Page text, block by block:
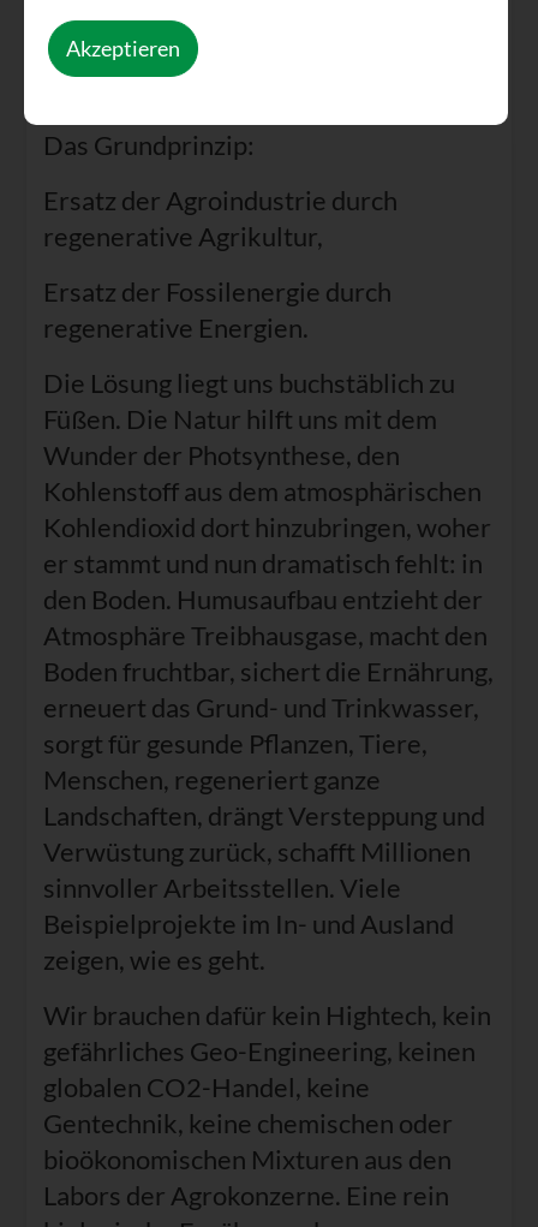
Ökosysteme binnen weniger
Jahrzehnte ist möglich – einfacher und
Das Grundprinzip:
Ersatz der Agroindustrie durch
regenerative Agrikultur,
Ersatz der Fossilenergie durch
regenerative Energien.
Die Lösung liegt uns buchstäblich zu
Füßen. Die Natur hilft uns mit dem
Wunder der Photsynthese, den
Kohlenstoff aus dem atmosphärischen
Kohlendioxid dort hinzubringen, woher
er stammt und nun dramatisch fehlt: in
den Boden. Humusaufbau entzieht der
Atmosphäre Treibhausgase, macht den
Boden fruchtbar, sichert die Ernährung,
erneuert das Grund- und Trinkwasser,
sorgt für gesunde Pflanzen, Tiere,
Menschen, regeneriert ganze
Landschaften, drängt Versteppung und
Verwüstung zurück, schafft Millionen
sinnvoller Arbeitsstellen. Viele
Beispielprojekte im In- und Ausland
zeigen, wie es geht.
Wir brauchen dafür kein Hightech, kein
gefährliches Geo-Engineering, keinen
globalen CO2-Handel, keine
Gentechnik, keine chemischen oder
bioökonomischen Mixturen aus den
Labors der Agrokonzerne. Eine rein
Akzeptieren